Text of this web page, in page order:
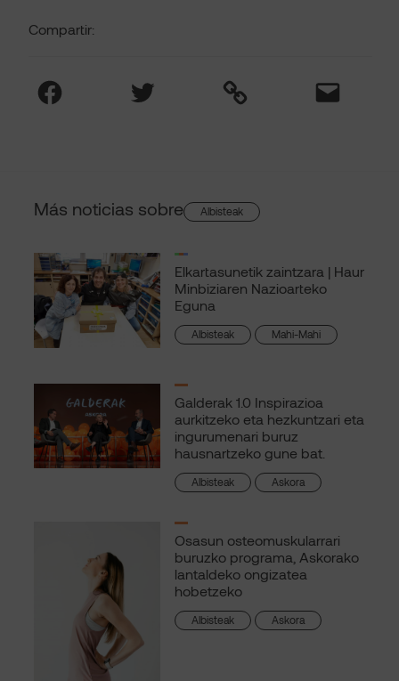
Compartir:
Facebook Twitter Link Mail
Más noticias sobre Albisteak
Elkartasunetik zaintzara | Haur
Minbiziaren Nazioarteko
Eguna
Albisteak Mahi-Mahi
Galderak 1.0 Inspirazioa
aurkitzeko eta hezkuntzari eta
ingurumenari buruz
hausnartzeko gune bat.
Albisteak Askora
Osasun osteomuskularrari
buruzko programa, Askorako
lantaldeko ongizatea
hobetzeko
Albisteak Askora